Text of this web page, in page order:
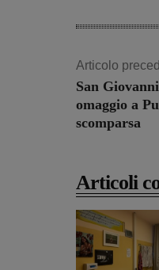
Articolo
San
omaggio a
scomparsa
Articoli